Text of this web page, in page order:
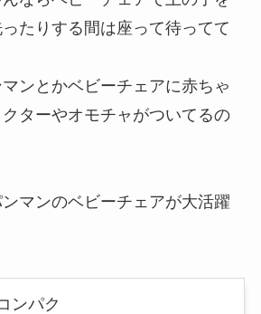
たりする間は座って待ってて
ンとかベビーチェアに赤ちゃ
ターやオモチャがついてるの
マンのベビーチェアが大活躍
ンパク